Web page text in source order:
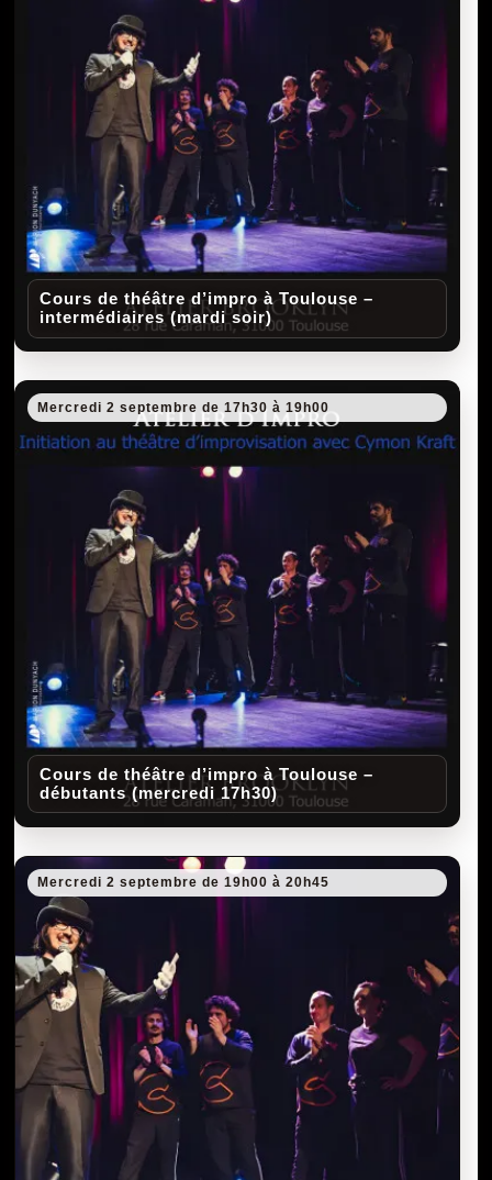
Cours de théâtre d’impro à Toulouse –
intermédiaires (mardi soir)
Cours de théâtre d’impro à Toulouse –
débutants (mercredi 17h30)
Mercredi 2 septembre de 17h30 à 19h00
Mercredi 2 septembre de 19h00 à 20h45